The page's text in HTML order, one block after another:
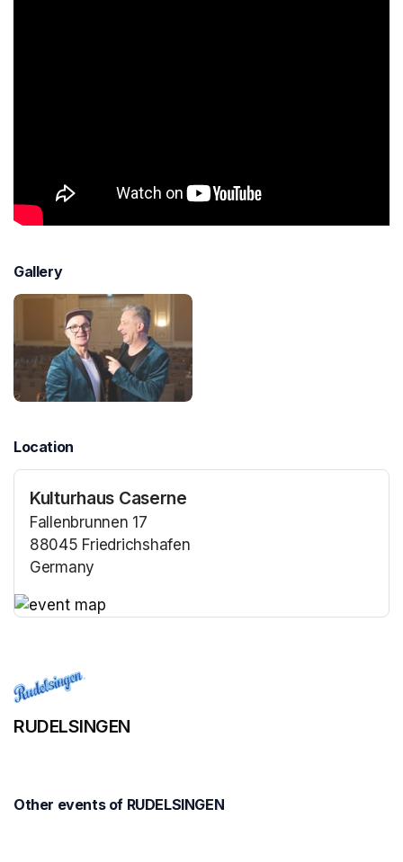
Gallery
Location
Kulturhaus Caserne
Fallenbrunnen 17
88045 Friedrichshafen
Germany
RUDELSINGEN
Other events of RUDELSINGEN